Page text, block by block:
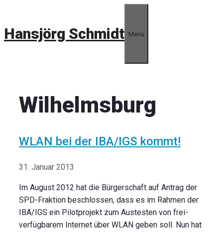
springen
Hansjörg Schmidt Menü
Wilhelmsburg
WLAN bei der IBA/IGS kommt!
31. Januar 2013
Im August 2012 hat die Bürgerschaft auf Antrag der
SPD-Fraktion beschlossen, dass es im Rahmen der
IBA/IGS ein Pilotprojekt zum Austesten von frei-
verfügbarem Internet über WLAN geben soll. Nun hat